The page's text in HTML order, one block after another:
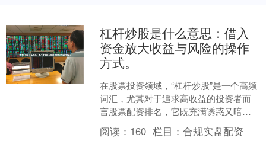
杠杆炒股是什么意思：借入
资金放大收益与风险的操作
方式。
在股票投资领域，“杠杆炒股”是一个高频
词汇，尤其对于追求高收益的投资者而
言股票配资排名，它既充满诱惑又暗藏
风险。那么，**杠杆炒股是什么意思**？
简单来说，它是....
阅读： 160 栏目：合规实盘配资